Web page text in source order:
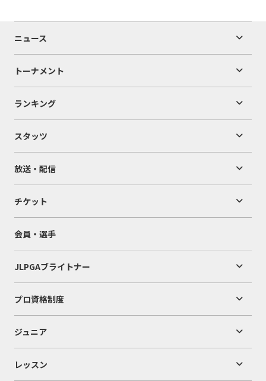
ニュース
トーナメント
ランキング
スタッツ
放送・配信
チケット
会員・選手
JLPGAブライトナー
プロ資格制度
ジュニア
レッスン